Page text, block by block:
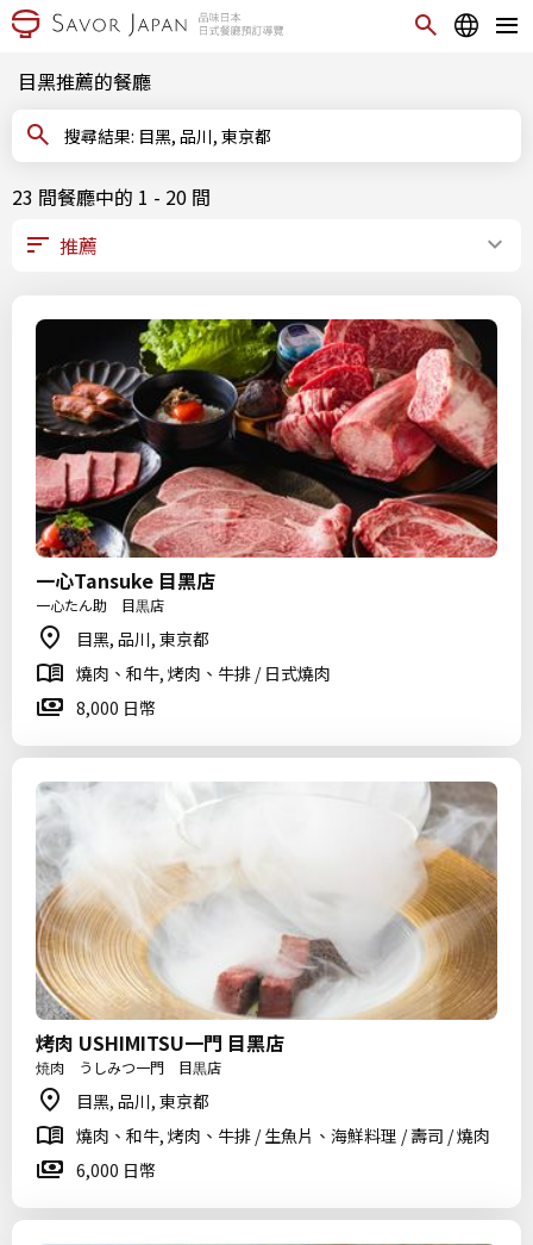
目黑推薦的餐廳
搜尋結果: 目黑, 品川, 東京都
23 間餐廳中的 1 - 20 間
一心Tansuke 目黑店
一心たん助 目黒店
目黑, 品川, 東京都
燒肉、和牛, 烤肉、牛排 / 日式燒肉
8,000 日幣
烤肉 USHIMITSU一門 目黑店
焼肉 うしみつ一門 目黒店
目黑, 品川, 東京都
燒肉、和牛, 烤肉、牛排 / 生魚片、海鮮料理 / 壽司 / 燒肉
6,000 日幣